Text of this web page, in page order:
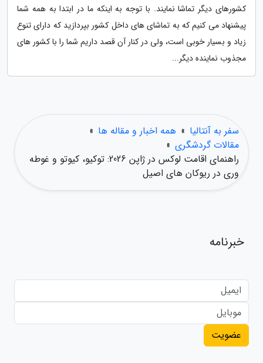
کشورهای دیگر تماشا نمایند. با توجه به اینکه ما در ابتدا به همه شما
پیشنهاد می کنیم که به تماشای های داخل کشور بپردازید که دارای تنوع
زیاد و بسیار خوبی است، ولی در کنار آن قصد داریم شما را با کشور های
مجذوب نماینده دیگر...
سفر به آنتالیا » همه اخبار و مقاله ها »
مقالات گردشگری »
راهنمای اقامت لوکس در ژاپن 2026: توکیو، کیوتو و غوطه
وری در ریوکان های اصیل
خبرنامه
عضویت